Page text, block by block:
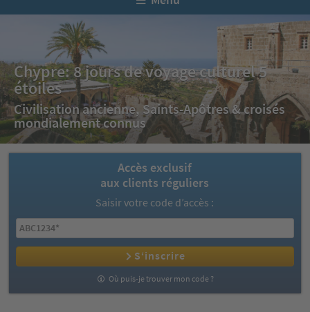
Chypre: 8 jours de voyage culturel 5
étoiles
Civilisation ancienne, Saints-Apôtres & croisés
mondialement connus
Accès exclusif
aux clients réguliers
Saisir votre code d’accès :
S‘inscrire
Où puis-je trouver mon code ?